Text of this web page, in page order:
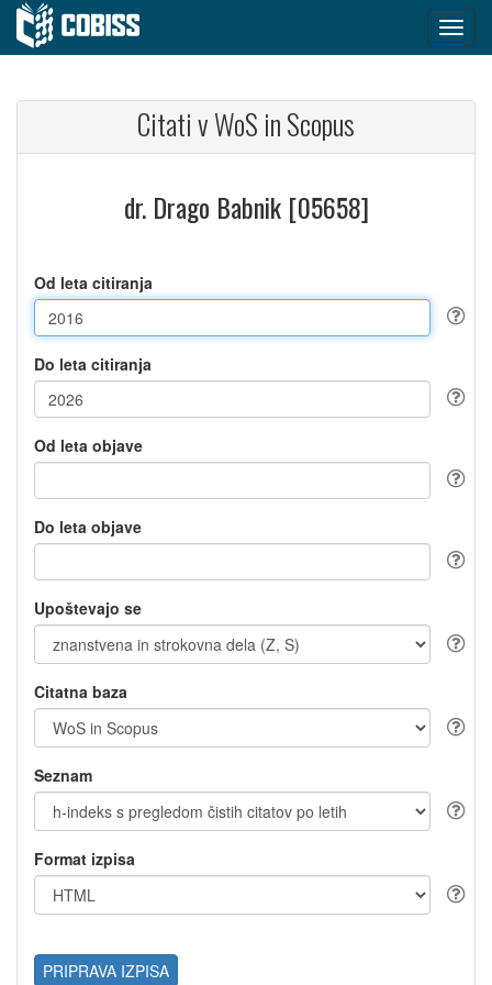
Citati v WoS in Scopus
dr. Drago Babnik [05658]
Od leta citiranja
Do leta citiranja
Od leta objave
Do leta objave
Upoštevajo se
Citatna baza
Seznam
Format izpisa
PRIPRAVA IZPISA